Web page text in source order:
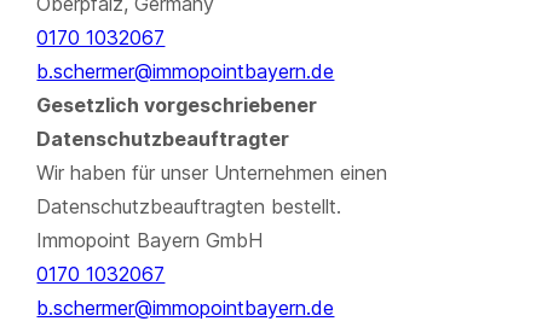
0170 1032067
b.schermer@immopointbayern.de
Gesetzlich vorgeschriebener
Datenschutzbeauftragter
Wir haben für unser Unternehmen einen
Datenschutzbeauftragten bestellt.
Immopoint Bayern GmbH
0170 1032067
b.schermer@immopointbayern.de